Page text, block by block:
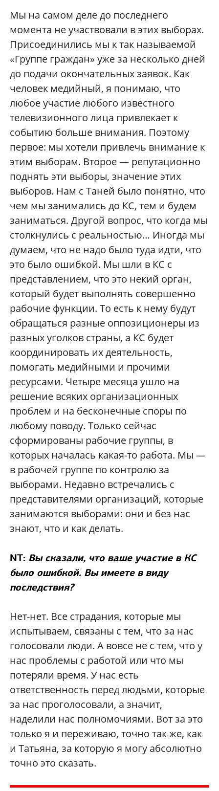
Мы на самом деле до последнего
момента не участвовали в этих выборах.
Присоединились мы к так называемой
«Группе граждан» уже за несколько дней
до подачи окончательных заявок. Как
человек медийный, я понимаю, что
любое участие любого известного
телевизионного лица привлекает к
событию больше внимания. Поэтому
первое: мы хотели привлечь внимание к
этим выборам. Второе — репутационно
поднять эти выборы, значение этих
выборов. Нам с Таней было понятно, что
чем мы занимались до КС, тем и будем
заниматься. Другой вопрос, что когда мы
столкнулись с реальностью… Иногда мы
думаем, что не надо было туда идти, что
это было ошибкой. Мы шли в КС с
представлением, что это некий орган,
который будет выполнять совершенно
рабочие функции. То есть к нему будут
обращаться разные оппозиционеры из
разных уголков страны, а КС будет
координировать их деятельность,
помогать медийными и прочими
ресурсами. Четыре месяца ушло на
решение всяких организационных
проблем и на бесконечные споры по
любому поводу. Только сейчас
сформированы рабочие группы, в
которых началась какая-то работа. Мы —
в рабочей группе по контролю за
выборами. Недавно встречались с
представителями организаций, которые
занимаются выборами: они и без нас
знают, что и как делать.
NT: Вы сказали, что ваше участие в КС
было ошибкой. Вы имеете в виду
последствия?
Нет-нет. Все страдания, которые мы
испытываем, связаны с тем, что за нас
голосовали люди. А вовсе не с тем, что у
нас проблемы с работой или что мы
потеряли время. У нас есть
ответственность перед людьми, которые
за нас проголосовали, а значит,
наделили нас полномочиями. Вот за это
только я и переживаю, точно так же, как
и Татьяна, за которую я могу абсолютно
точно это сказать.